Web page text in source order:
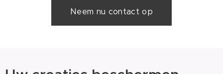
Neem nu contact op